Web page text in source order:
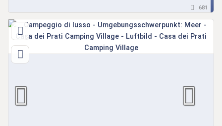
681